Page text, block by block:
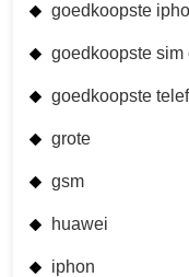
goedkoopste
goedkoopste sim
goedkoopste
grote
gsm
huawei
iphon